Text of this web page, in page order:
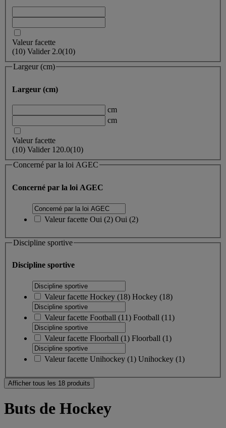
Valeur facette
(10) Valider 2.0(10)
Largeur (cm)
Largeur (cm)
cm
cm
Valeur facette
(10) Valider 120.0(10)
Concerné par la loi AGEC
Concerné par la loi AGEC
Valeur facette Oui (2) Oui (2)
Discipline sportive
Discipline sportive
Valeur facette Hockey (18) Hockey (18)
Valeur facette Football (11) Football (11)
Valeur facette Floorball (1) Floorball (1)
Valeur facette Unihockey (1) Unihockey (1)
Afficher tous les 18 produits
Buts de Hockey